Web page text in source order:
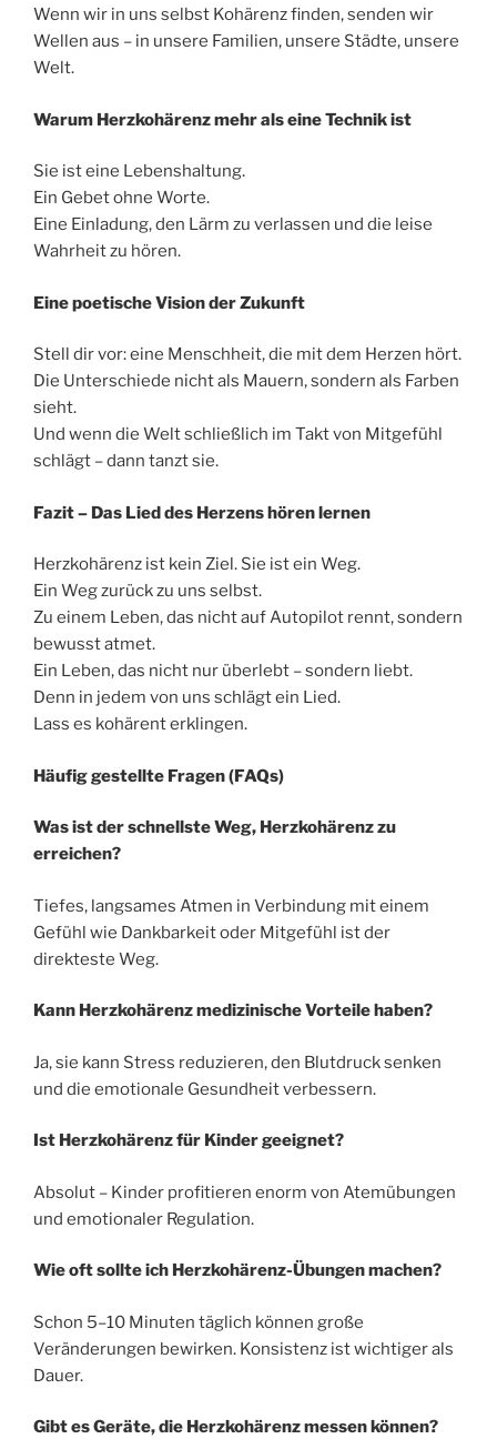
Wenn wir in uns selbst Kohärenz finden, senden wir
Wellen aus – in unsere Familien, unsere Städte, unsere
Welt.
Warum Herzkohärenz mehr als eine Technik ist
Sie ist eine Lebenshaltung.
Ein Gebet ohne Worte.
Eine Einladung, den Lärm zu verlassen und die leise
Wahrheit zu hören.
Eine poetische Vision der Zukunft
Stell dir vor: eine Menschheit, die mit dem Herzen hört.
Die Unterschiede nicht als Mauern, sondern als Farben
sieht.
Und wenn die Welt schließlich im Takt von Mitgefühl
schlägt – dann tanzt sie.
Fazit – Das Lied des Herzens hören lernen
Herzkohärenz ist kein Ziel. Sie ist ein Weg.
Ein Weg zurück zu uns selbst.
Zu einem Leben, das nicht auf Autopilot rennt, sondern
bewusst atmet.
Ein Leben, das nicht nur überlebt – sondern liebt.
Denn in jedem von uns schlägt ein Lied.
Lass es kohärent erklingen.
Häufig gestellte Fragen (FAQs)
Was ist der schnellste Weg, Herzkohärenz zu
erreichen?
Tiefes, langsames Atmen in Verbindung mit einem
Gefühl wie Dankbarkeit oder Mitgefühl ist der
direkteste Weg.
Kann Herzkohärenz medizinische Vorteile haben?
Ja, sie kann Stress reduzieren, den Blutdruck senken
und die emotionale Gesundheit verbessern.
Ist Herzkohärenz für Kinder geeignet?
Absolut – Kinder profitieren enorm von Atemübungen
und emotionaler Regulation.
Wie oft sollte ich Herzkohärenz-Übungen machen?
Schon 5–10 Minuten täglich können große
Veränderungen bewirken. Konsistenz ist wichtiger als
Dauer.
Gibt es Geräte, die Herzkohärenz messen können?